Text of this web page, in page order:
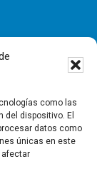
como las
del dispositivo. El
datos como
únicas en este
afectar